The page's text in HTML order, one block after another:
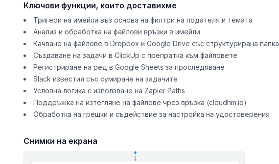
Ключови функции, които доставихме
Тригери на имейли въз основа на филтри на подателя и темата
Анализ и обработка на файлови връзки в имейли
Качване на файлове в Dropbox и Google Drive със структурирана папка
Създаване на задачи в ClickUp с препратка към файловете
Регистриране на ред в Google Sheets за проследяване
Slack известия със сумиране на задачите
Условна логика с използване на Zapier Paths
Поддръжка на изтегляне на файлове чрез връзка (cloudhm.io)
Обработка на грешки и съдействие за настройка на удостоверения
Снимки на екрана